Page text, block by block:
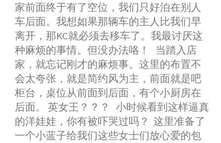
家前面终于有了空位，我们只好泊在别人
车后面。我想如果那辆车的主人比我们早
离开，那KC就必须去移车了。我最讨厌这
种麻烦的事情。但没办法咯！ 当踏入店
家，就忘记刚才的麻烦事。这里的布置不
会太夸张，就是简约风为主，前面就是吧
柜台，桌位从前面到后面，有个小厨房在
后面。 英女王？？？ 小时候看到这样逼真
的洋娃娃，你有被吓哭过吗？ 这里准备了
一个小蓝子给我们这些女士们放心爱的包